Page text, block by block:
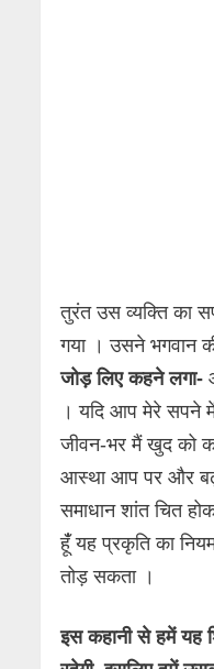
तुरंत उस व्यक्ति का
गया । उसने भगवान
जोड़ लिए कहने लगा-
। यदि आप मेरे सपने
जीवन-भर मैं खुद को
आस्था आप पर और
समाधान शांत चित
हूंँ यह प्रकृति का
तोड़ सकता ।
इस कहानी से हमें यह